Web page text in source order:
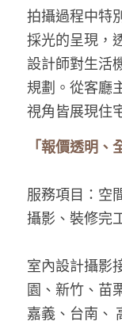
拍攝過程中特
採光的呈現，
設計師對生活
規劃。從客廳
視角皆展現住
「報價透明、
服務項目：空
攝影、裝修完
室內設計攝影
園、新竹、苗
嘉義、台南、